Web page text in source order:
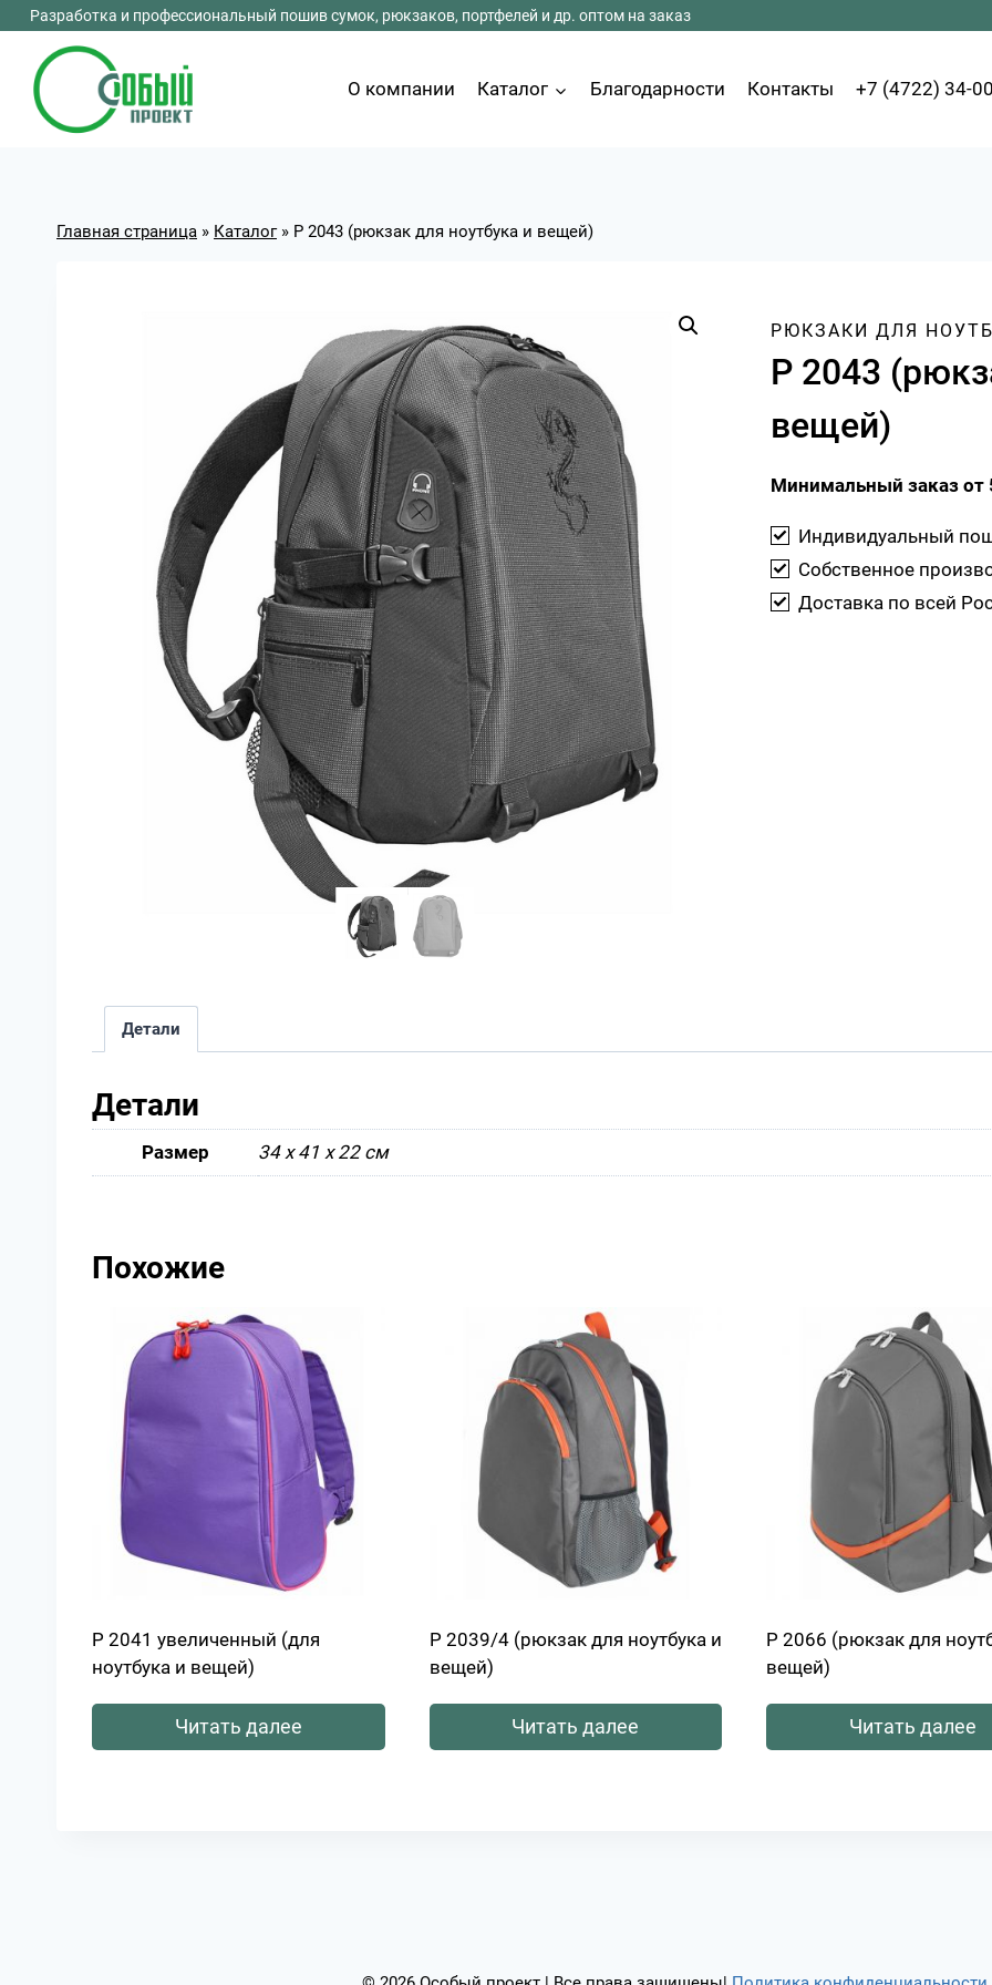
Перейти
содержимому
Разработка и профессиональный пошив сумок, рюкзаков, портфелей и др. оптом на заказ
О компании Каталог Благодарности Контакты +7 (4722) 34-
Главная страница » Каталог» Р 2043 (рюкзак для ноутбука и вещей)
РЮКЗАКИ ДЛЯ
Р 2043
вещей)
Минимальный заказ от
Индивидуальный
Собственное
Доставка по всей
Детали
Детали
Размер 34 х 41 х 22 см
Похожие
Р 2041 увеличенный (для
ноутбука и вещей)
Читать далее
Р 2039/4 (рюкзак для ноутбука и
вещей)
Читать далее
Р 2066 (рюкзак для
вещей)
Читать далее